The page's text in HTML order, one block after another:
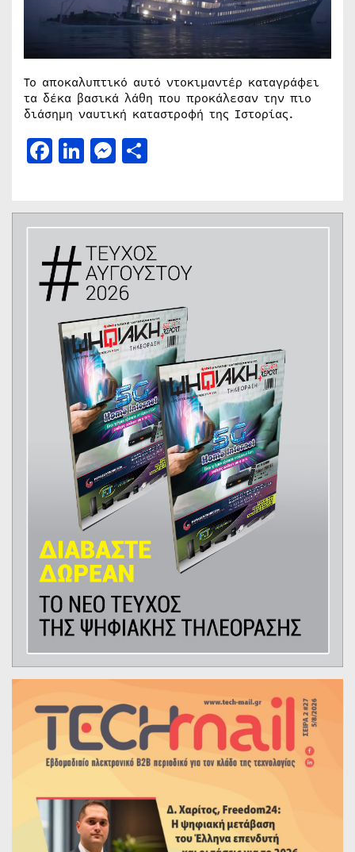
Το αποκαλυπτικό αυτό ντοκιμαντέρ καταγράφει
τα δέκα βασικά λάθη που προκάλεσαν την πιο
διάσημη ναυτική καταστροφή της Ιστορίας.
Facebook
LinkedIn
Messenger